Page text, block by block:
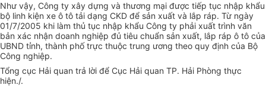
Như vậy, Công ty xây dựng và thương mại được tiếp tục nhập khẩu
bộ linh kiện xe ô tô tải dạng CKD để sản xuất và lắp ráp. Từ ngày
01/7/2005 khi làm thủ tục nhập khẩu Công ty phải xuất trình văn
bản xác nhận doanh nghiệp đủ tiêu chuẩn sản xuất, lắp ráp ô tô của
UBND tỉnh, thành phố trực thuộc trung ương theo quy định của Bộ
Công nghiệp.
Tổng cục Hải quan trả lời để Cục Hải quan TP. Hải Phòng thực
hiện./.